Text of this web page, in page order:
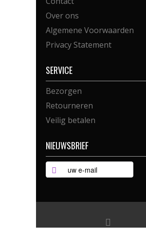
Over ons
Algemene Voorwaarden
Privacy Statement
SERVICE
Bezorgen
Retourneren
Veilig betalen
NIEUWSBRIEF